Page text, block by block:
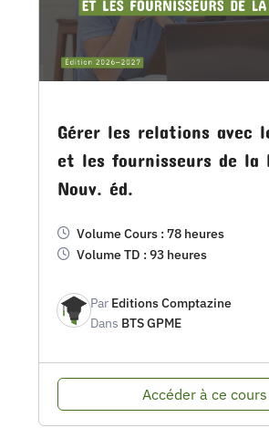
Gérer les relations avec
et les fournisseurs de la
Nouv. éd.
Volume Cours : 78 heures
Volume TD : 93 heures
Par Editions Comptazine
Dans BTS GPME
Accéder à ce cours